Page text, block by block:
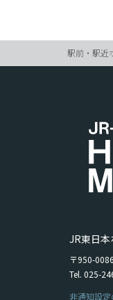
駅前・駅近
JR東日
〒950-
Tel. 025-
非通知設